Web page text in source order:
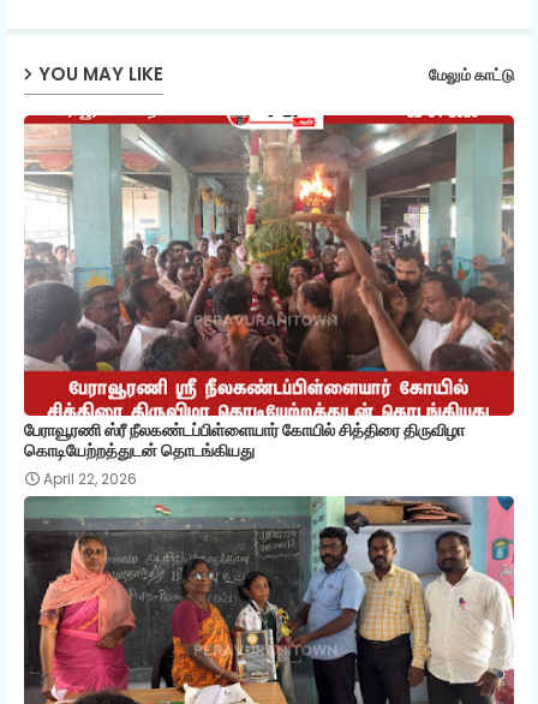
ap
YOU MAY LIKE மேலும் காட்டு
பேராவூரணி ஸ்ரீ நீலகண்டப்பிள்ளையார் கோயில் சித்திரை திருவிழா
கொடியேற்றத்துடன் தொடங்கியது
April 22, 2026